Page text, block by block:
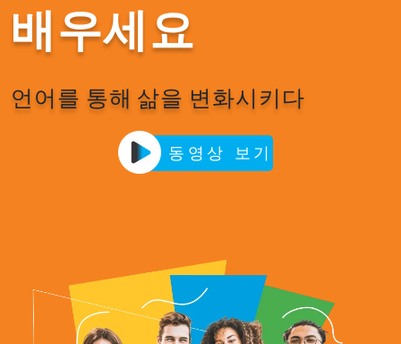
배우세요
언어를 통해 삶을 변화시키다
동영상 보기